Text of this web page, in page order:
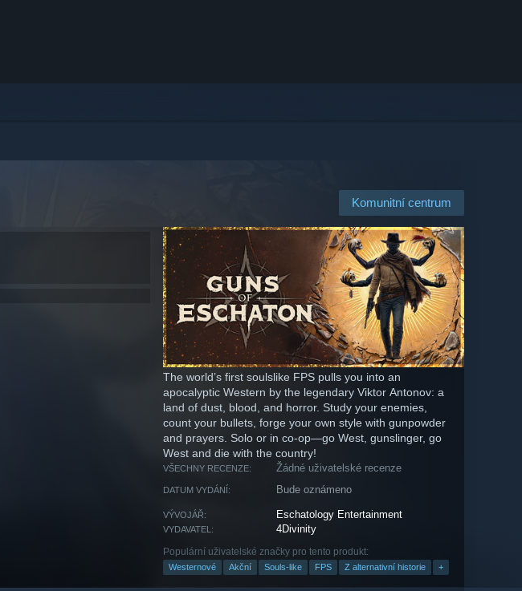
Komunitní centrum
The world’s first soulslike FPS pulls you into an
apocalyptic Western by the legendary Viktor Antonov: a
land of dust, blood, and horror. Study your enemies,
count your bullets, forge your own style with gunpowder
and prayers. Solo or in co-op—go West, gunslinger, go
West and die with the country!
VŠECHNY RECENZE: Žádné uživatelské recenze
DATUM VYDÁNÍ: Bude oznámeno
VÝVOJÁŘ: Eschatology Entertainment
VYDAVATEL: 4Divinity
Populární uživatelské značky pro tento produkt:
Westernové Akční Souls-like FPS Z alternativní historie +